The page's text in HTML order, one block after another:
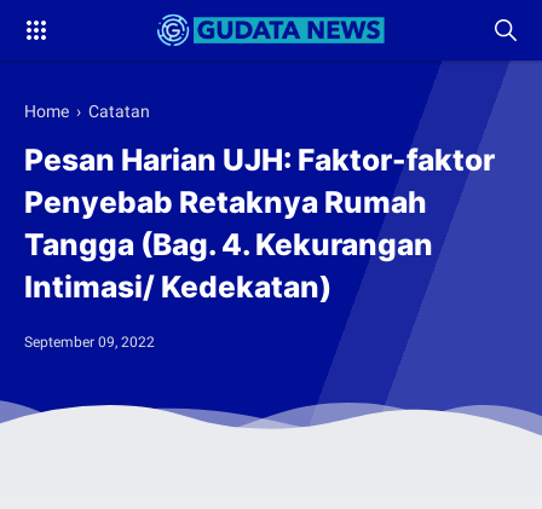
Home › Catatan
Pesan Harian UJH: Faktor-faktor
Penyebab Retaknya Rumah
Tangga (Bag. 4. Kekurangan
Intimasi/ Kedekatan)
September 09, 2022